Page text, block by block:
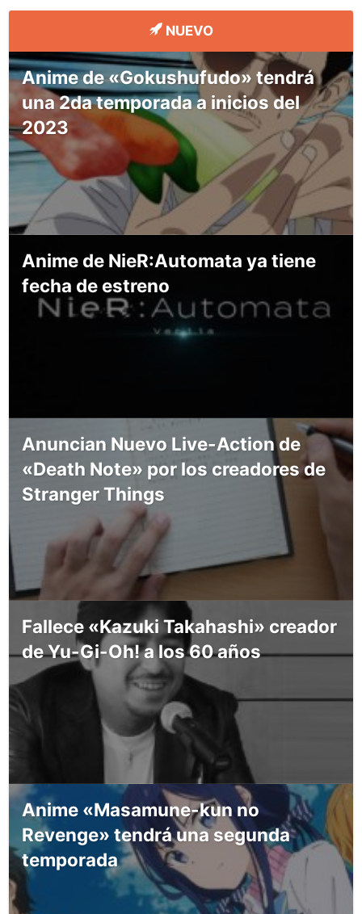
NUEVO
Anime de «Gokushufudo» tendrá
una 2da temporada a inicios del
2023
Anime de NieR:Automata ya tiene
fecha de estreno
Anuncian Nuevo Live-Action de
«Death Note» por los creadores de
Stranger Things
Fallece «Kazuki Takahashi» creador
de Yu-Gi-Oh! a los 60 años
Anime «Masamune-kun no
Revenge» tendrá una segunda
temporada